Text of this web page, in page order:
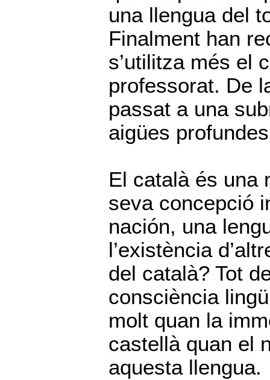
una llengua del
Finalment han
s’utilitza més el
professorat. De
passat a una
aigües
El català és una
seva concepció
nación, una
l’existència
del català? Tot
consciència
molt quan la
castellà quan el
aquesta llengua.